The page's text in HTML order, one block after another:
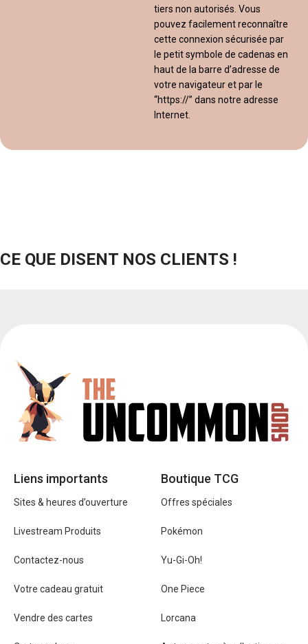
tiers non autorisés. Vous
pouvez facilement reconnaître
cette connexion sécurisée par
le petit symbole de cadenas en
haut de la barre d’adresse de
votre navigateur et par le
“https://” dans notre adresse
Internet.
CE QUE DISENT NOS CLIENTS !
Liens importants
Sites & heures d’ouverture
Livestream Produits
Contactez-nous
Votre cadeau gratuit
Vendre des cartes
Boutique TCG
Offres spéciales
Pokémon
Yu-Gi-Oh!
One Piece
Lorcana